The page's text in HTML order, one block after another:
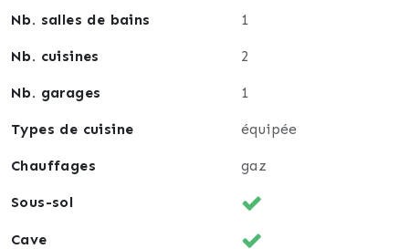
Nb. salles de bains 1
Nb. cuisines 2
Nb. garages 1
Types de cuisine équipée
Chauffages gaz
Sous-sol
Cave